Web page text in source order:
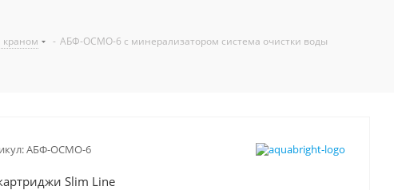
краном - АБФ-ОСМО-6 с минерализатором система очистки воды
АБФ-ОСМО-6
Slim Line